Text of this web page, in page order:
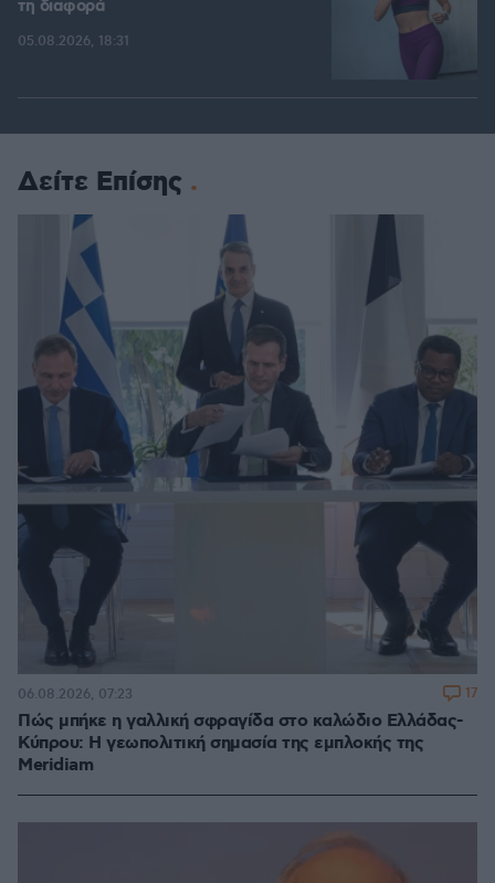
τη διαφορά
05.08.2026, 18:31
Δείτε Επίσης
Πώς μπήκε η γαλλική σφραγίδα στο καλώδιο Ελλάδας-
Κύπρου: Η γεωπολιτική σημασία της εμπλοκής της
Meridiam
06.08.2026, 07:23 17